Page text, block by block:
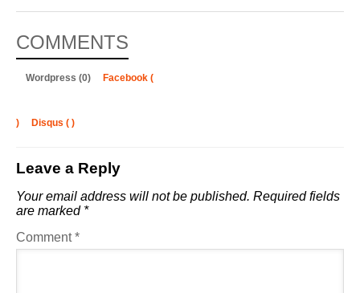
COMMENTS
Wordpress (0) Facebook (
) Disqus ( )
Leave a Reply
Your email address will not be published. Required fields
are marked *
Comment*